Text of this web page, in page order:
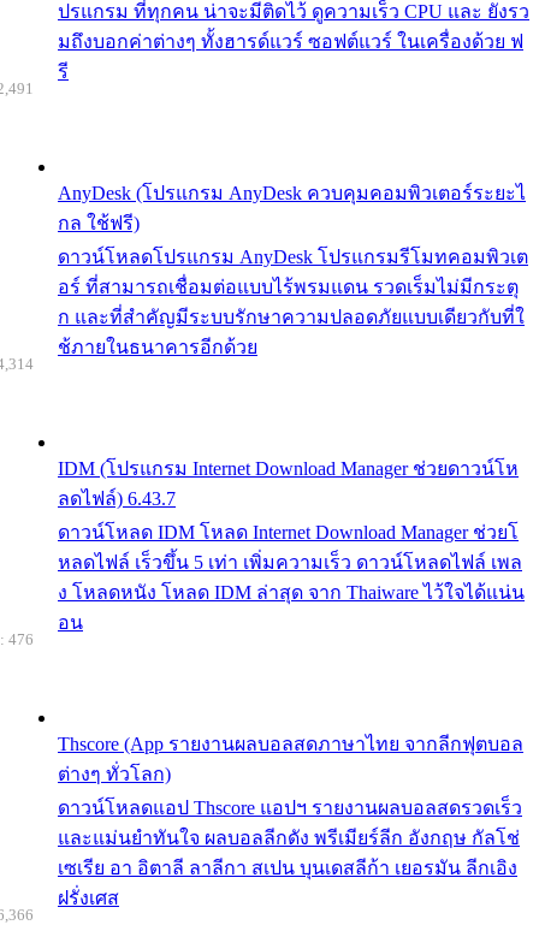
ปรแกรม ที่ทุกคน น่าจะมีติดไว้ ดูความเร็ว CPU และ ยังรว
มถึงบอกค่าต่างๆ ทั้งฮารด์แวร์ ซอฟต์แวร์ ในเครื่องด้วย ฟ
รี
AnyDesk (โปรแกรม AnyDesk ควบคุมคอมพิวเตอร์ระยะไ
กล ใช้ฟรี)
ดาวน์โหลดโปรแกรม AnyDesk โปรแกรมรีโมทคอมพิวเต
อร์ ที่สามารถเชื่อมต่อแบบไร้พรมแดน รวดเร็มไม่มีกระตุ
ก และที่สำคัญมีระบบรักษาความปลอดภัยแบบเดียวกับที่ใ
ช้ภายในธนาคารอีกด้วย
IDM (โปรแกรม Internet Download Manager ช่วยดาวน์โห
ลดไฟล์) 6.43.7
ดาวน์โหลด IDM โหลด Internet Download Manager ช่วยโ
หลดไฟล์ เร็วขึ้น 5 เท่า เพิ่มความเร็ว ดาวน์โหลดไฟล์ เพล
ง โหลดหนัง โหลด IDM ล่าสุด จาก Thaiware ไว้ใจได้แน่น
อน
Thscore (App รายงานผลบอลสดภาษาไทย จากลีกฟุตบอล
ต่างๆ ทั่วโลก)
ดาวน์โหลดแอป Thscore แอปฯ รายงานผลบอลสดรวดเร็ว
และแม่นยำทันใจ ผลบอลลีกดัง พรีเมียร์ลีก อังกฤษ กัลโช่
เซเรีย อา อิตาลี ลาลีกา สเปน บุนเดสลีก้า เยอรมัน ลีกเอิง
ฝรั่งเศส
476